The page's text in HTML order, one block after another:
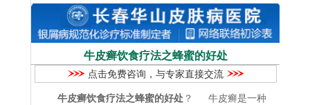
牛皮癣饮食疗法之蜂蜜的好处
点击免费咨询，与专家直接交流
牛皮癣饮食疗法之蜂蜜的好处 ？ 牛皮癣是一种